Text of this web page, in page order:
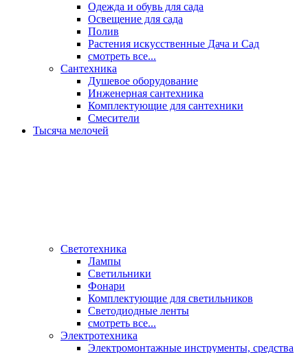
Одежда и обувь для сада
Освещение для сада
Полив
Растения искусственные Дача и Сад
смотреть все...
Сантехника
Душевое оборудование
Инженерная сантехника
Комплектующие для сантехники
Смесители
Тысяча мелочей
Светотехника
Лампы
Светильники
Фонари
Комплектующие для светильников
Светодиодные ленты
смотреть все...
Электротехника
Электромонтажные инструменты, средства